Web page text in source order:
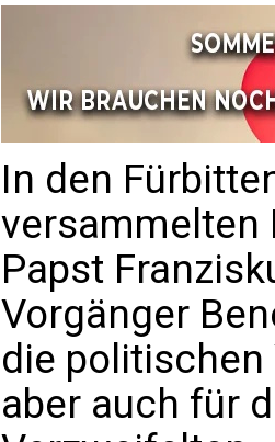
In den
versammelten
Papst
Vorgänger
die
aber auch für